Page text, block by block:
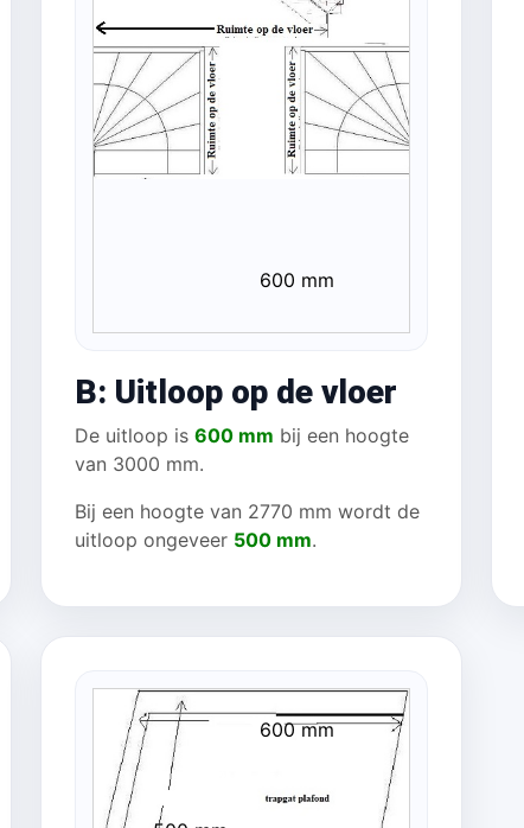
600 mm
B: Uitloop op de vloer
De uitloop is 600 mm bij een hoogte
van 3000 mm.
Bij een hoogte van 2770 mm wordt de
uitloop ongeveer 500 mm.
600 mm